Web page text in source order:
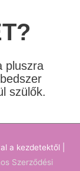
pluszra
szülők.
a kezdetektől
Szerződési